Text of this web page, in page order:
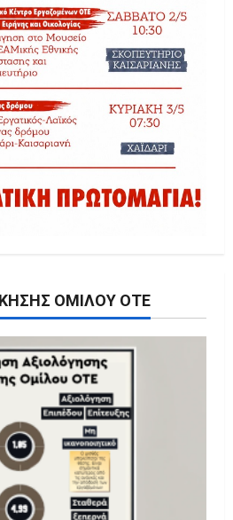
ΟΜΊΛΟΥ ΟΤΕ